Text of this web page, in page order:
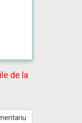
de la